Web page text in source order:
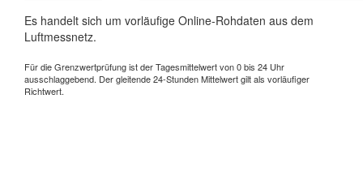
Es handelt sich um vorläufige Online-Rohdaten aus dem
Luftmessnetz.
Für die Grenzwertprüfung ist der Tagesmittelwert von 0 bis 24 Uhr
ausschlaggebend. Der gleitende 24-Stunden Mittelwert gilt als vorläufiger
Richtwert.